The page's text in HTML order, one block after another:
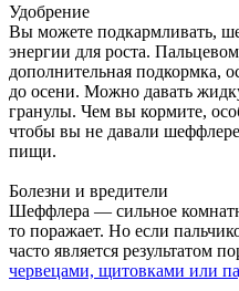
Удобрение
Вы можете подкармливать,
энергии для роста.
дополнительная подкормка,
до осени. Можно давать
гранулы. Чем вы кормите,
чтобы вы не давали
пищи.
Болезни и вредители
Шеффлера — сильное
то поражает. Но если
часто является результатом
червецами, щитовками или